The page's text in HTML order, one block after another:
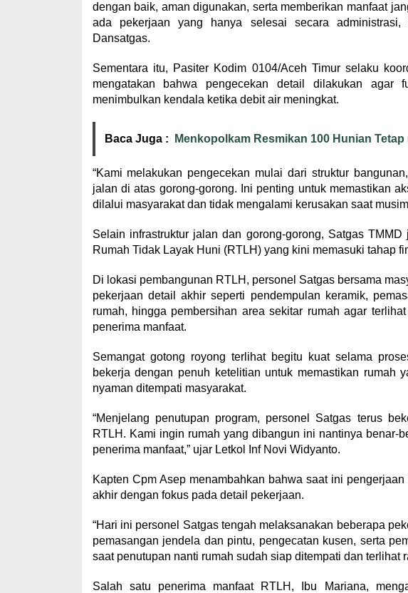
dengan baik, aman digunakan, serta memberikan manfaat
ada pekerjaan yang hanya selesai secara administrasi,
Dansatgas.
Sementara itu, Pasiter Kodim 0104/Aceh Timur selaku
mengatakan bahwa pengecekan detail dilakukan agar
menimbulkan kendala ketika debit air meningkat.
Baca Juga : Menkopolkam Resmikan 100 Hunian
“Kami melakukan pengecekan mulai dari struktur
jalan di atas gorong-gorong. Ini penting untuk memastikan
dilalui masyarakat dan tidak mengalami kerusakan saat
Selain infrastruktur jalan dan gorong-gorong, Satgas
Rumah Tidak Layak Huni (RTLH) yang kini memasuki tahap
Di lokasi pembangunan RTLH, personel Satgas bersama
pekerjaan detail akhir seperti pendempulan keramik,
rumah, hingga pembersihan area sekitar rumah agar
penerima manfaat.
Semangat gotong royong terlihat begitu kuat selama
bekerja dengan penuh ketelitian untuk memastikan rumah
nyaman ditempati masyarakat.
“Menjelang penutupan program, personel Satgas terus
RTLH. Kami ingin rumah yang dibangun ini nantinya benar-
penerima manfaat,” ujar Letkol Inf Novi Widyanto.
Kapten Cpm Asep menambahkan bahwa saat ini
akhir dengan fokus pada detail pekerjaan.
“Hari ini personel Satgas tengah melaksanakan beberapa
pemasangan jendela dan pintu, pengecatan kusen, serta
saat penutupan nanti rumah sudah siap ditempati dan terlihat
Salah satu penerima manfaat RTLH, Ibu Mariana,